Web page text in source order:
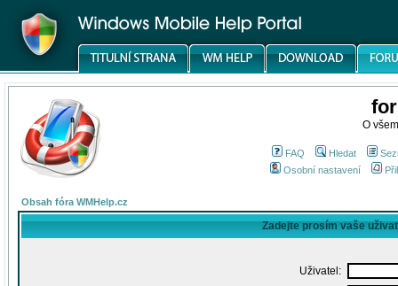
O
FAQ Hledat
Osobní nastavení
Obsah fóra WMHelp.cz
Zadejte prosím vaše
Uživatel: